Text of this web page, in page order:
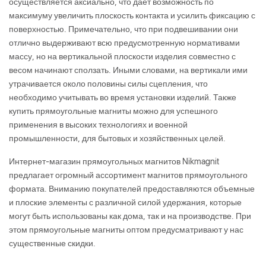
максимуму увеличить плоскость контакта и усилить фиксацию с
поверхностью. Примечательно, что при подвешивании они
отлично выдерживают всю предусмотренную нормативами
массу, но на вертикальной плоскости изделия совместно с
весом начинают сползать. Иными словами, на вертикали ими
утрачивается около половины силы сцепления, что
необходимо учитывать во время установки изделий. Также
купить прямоугольные магниты можно для успешного
применения в высоких технологиях и военной
промышленности, для бытовых и хозяйственных целей.
Интернет-магазин прямоугольных магнитов Nikmagnit
предлагает огромный ассортимент магнитов прямоугольного
формата. Вниманию покупателей предоставляются объемные
и плоские элементы с различной силой удержания, которые
могут быть использованы как дома, так и на производстве. При
этом прямоугольные магниты оптом предусматривают у нас
существенные скидки.